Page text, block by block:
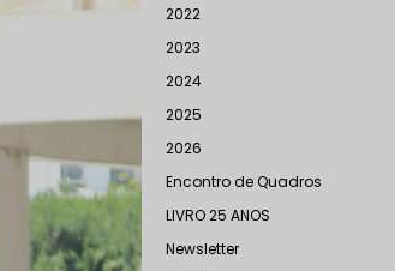
2022
2023
2024
2025
2026
Encontro de Quadros
LIVRO 25 ANOS
Newsletter